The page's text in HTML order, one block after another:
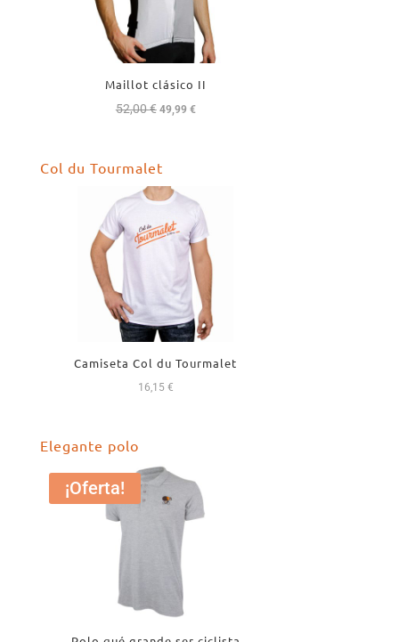
Maillot clásico II
52,00€ El
era:
52,00 €.
49,99 €El
Col du Tourmalet
Camiseta Col du Tourmalet
16,15 €
Elegante polo
¡Oferta!